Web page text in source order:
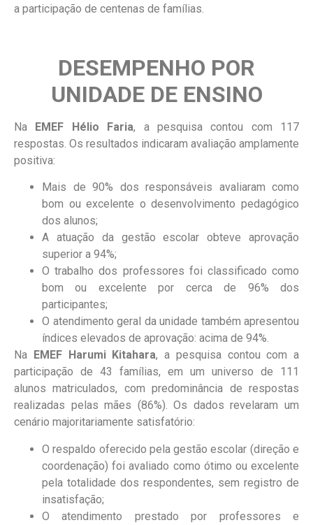
a participação de centenas de famílias.
DESEMPENHO POR
UNIDADE DE ENSINO
Na EMEF Hélio Faria, a pesquisa contou com 117
respostas. Os resultados indicaram avaliação amplamente
positiva:
Mais de 90% dos responsáveis avaliaram como
bom ou excelente o desenvolvimento pedagógico
dos alunos;
A atuação da gestão escolar obteve aprovação
superior a 94%;
O trabalho dos professores foi classificado como
bom ou excelente por cerca de 96% dos
participantes;
O atendimento geral da unidade também apresentou
índices elevados de aprovação: acima de 94%.
Na
EMEF Harumi Kitahara, a pesquisa contou com a
participação de 43 famílias, em um universo de 111
alunos matriculados, com predominância de respostas
realizadas pelas mães (86%). Os dados revelaram um
cenário majoritariamente satisfatório:
O respaldo oferecido pela gestão escolar (direção e
coordenação) foi avaliado como ótimo ou excelente
pela totalidade dos respondentes, sem registro de
insatisfação;
O atendimento prestado por professores e